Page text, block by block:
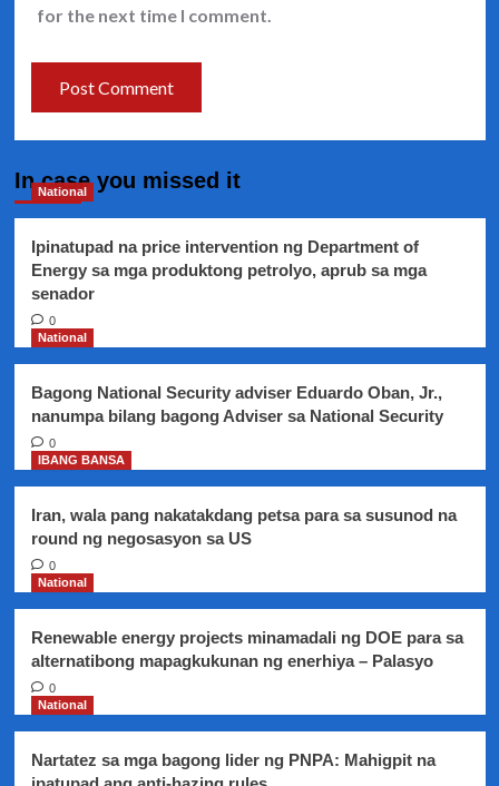
for the next time I comment.
In case you missed it
National
Ipinatupad na price intervention ng Department of
Energy sa mga produktong petrolyo, aprub sa mga
senador
0
National
Bagong National Security adviser Eduardo Oban, Jr.,
nanumpa bilang bagong Adviser sa National Security
0
IBANG BANSA
Iran, wala pang nakatakdang petsa para sa susunod na
round ng negosasyon sa US
0
National
Renewable energy projects minamadali ng DOE para sa
alternatibong mapagkukunan ng enerhiya – Palasyo
0
National
Nartatez sa mga bagong lider ng PNPA: Mahigpit na